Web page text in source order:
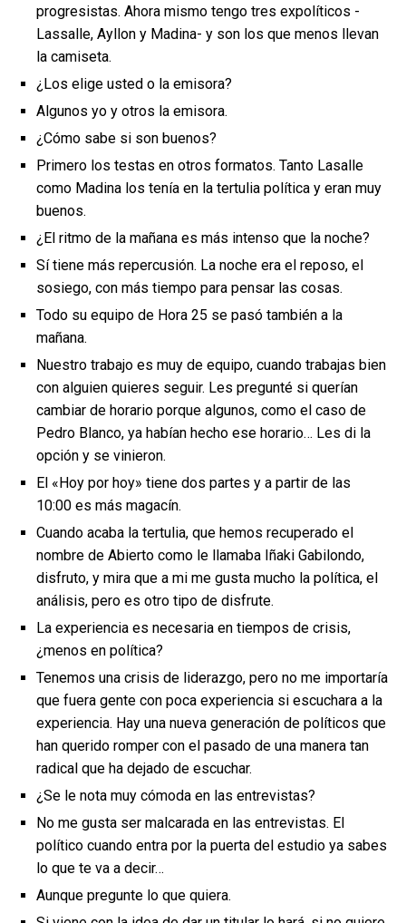
progresistas. Ahora mismo tengo tres expolíticos -
Lassalle, Ayllon y Madina- y son los que menos llevan
la camiseta.
¿Los elige usted o la emisora?
Algunos yo y otros la emisora.
¿Cómo sabe si son buenos?
Primero los testas en otros formatos. Tanto Lasalle
como Madina los tenía en la tertulia política y eran muy
buenos.
¿El ritmo de la mañana es más intenso que la noche?
Sí tiene más repercusión. La noche era el reposo, el
sosiego, con más tiempo para pensar las cosas.
Todo su equipo de Hora 25 se pasó también a la
mañana.
Nuestro trabajo es muy de equipo, cuando trabajas bien
con alguien quieres seguir. Les pregunté si querían
cambiar de horario porque algunos, como el caso de
Pedro Blanco, ya habían hecho ese horario… Les di la
opción y se vinieron.
El «Hoy por hoy» tiene dos partes y a partir de las
10:00 es más magacín.
Cuando acaba la tertulia, que hemos recuperado el
nombre de Abierto como le llamaba Iñaki Gabilondo,
disfruto, y mira que a mi me gusta mucho la política, el
análisis, pero es otro tipo de disfrute.
La experiencia es necesaria en tiempos de crisis,
¿menos en política?
Tenemos una crisis de liderazgo, pero no me importaría
que fuera gente con poca experiencia si escuchara a la
experiencia. Hay una nueva generación de políticos que
han querido romper con el pasado de una manera tan
radical que ha dejado de escuchar.
¿Se le nota muy cómoda en las entrevistas?
No me gusta ser malcarada en las entrevistas. El
político cuando entra por la puerta del estudio ya sabes
lo que te va a decir…
Aunque pregunte lo que quiera.